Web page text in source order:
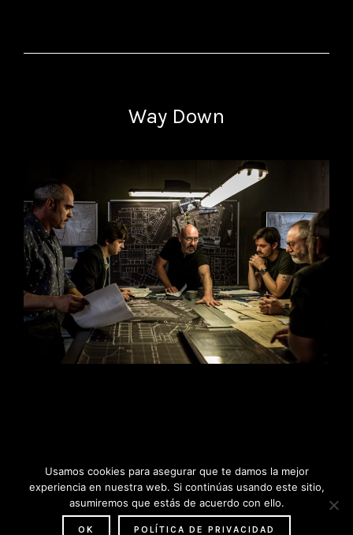
Way Down
© Copyright 2026 - Oriol Tarragó - Sound Design
Usamos cookies para asegurar que te damos la mejor
experiencia en nuestra web. Si continúas usando este sitio,
asumiremos que estás de acuerdo con ello.
OK POLÍTICA DE PRIVACIDAD